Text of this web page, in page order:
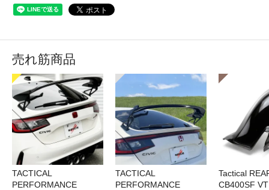
売れ筋商品
TACTICAL
PERFORMANCE
TACTICAL
PERFORMANCE
Tactical
CB400SF